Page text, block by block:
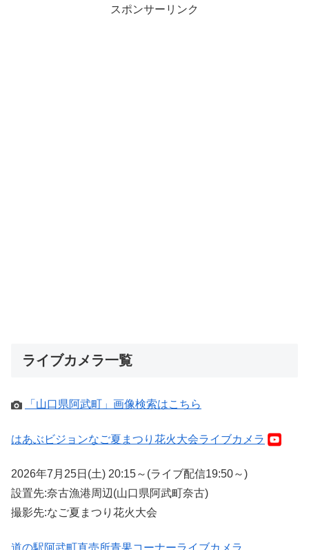
スポンサーリンク
ライブカメラ一覧
「山口県阿武町」画像検索はこちら
はあぶビジョンなご夏まつり花火大会ライブカメラ
2026年7月25日(土) 20:15～(ライブ配信19:50～)
設置先:奈古漁港周辺(山口県阿武町奈古)
撮影先:なご夏まつり花火大会
道の駅阿武町直売所青果コーナーライブカメラ